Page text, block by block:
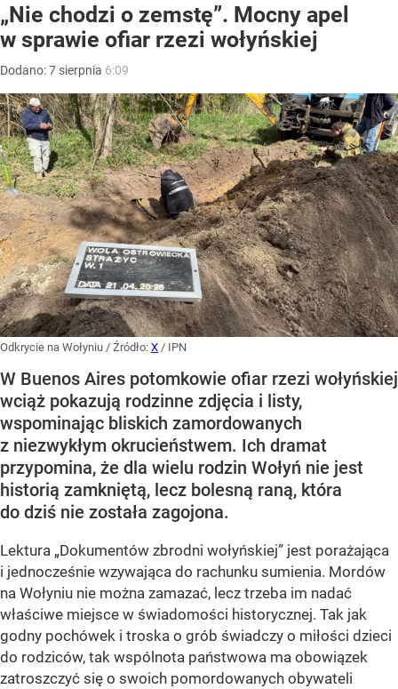
„Nie chodzi o zemstę”. Mocny apel
w sprawie ofiar rzezi wołyńskiej
Dodano:7 sierpnia 6:09
Odkrycie na Wołyniu / Źródło: X / IPN
W Buenos Aires potomkowie ofiar rzezi wołyńskiej
wciąż pokazują rodzinne zdjęcia i listy,
wspominając bliskich zamordowanych
z niezwykłym okrucieństwem. Ich dramat
przypomina, że dla wielu rodzin Wołyń nie jest
historią zamkniętą, lecz bolesną raną, która
do dziś nie została zagojona.
Lektura „Dokumentów zbrodni wołyńskiej” jest porażająca
i jednocześnie wzywająca do rachunku sumienia. Mordów
na Wołyniu nie można zamazać, lecz trzeba im nadać
właściwe miejsce w świadomości historycznej. Tak jak
godny pochówek i troska o grób świadczy o miłości dzieci
do rodziców, tak wspólnota państwowa ma obowiązek
zatroszczyć się o swoich pomordowanych obywateli